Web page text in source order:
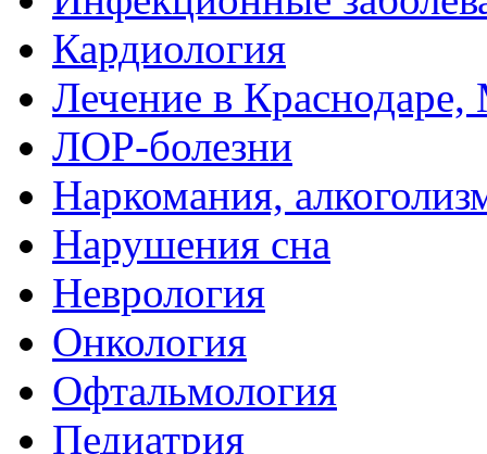
Кардиология
Лечение в
ЛОР-болезни
Наркомания,
Нарушения сна
Неврология
Онкология
Офтальмология
Педиатрия